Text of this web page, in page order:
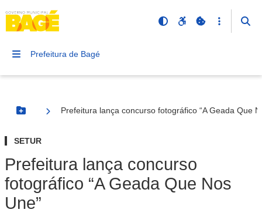
Prefeitura de Bagé
Botão Menu
Prefeitura lança concurso fotográfico “A Geada Que
SETUR
Prefeitura lança concurso
fotográfico “A Geada Que Nos
Une”